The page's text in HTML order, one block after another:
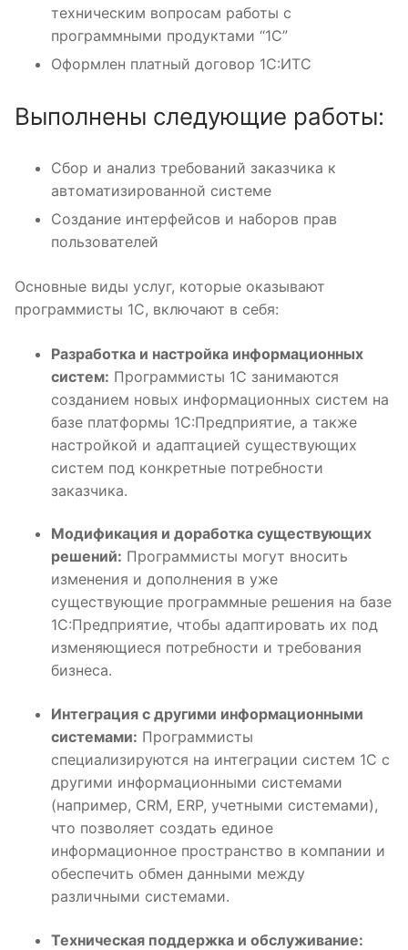
техническим вопросам работы с
программными продуктами “1С”
Оформлен платный договор 1С:ИТС
Выполнены следующие работы:
Сбор и анализ требований заказчика к
автоматизированной системе
Создание интерфейсов и наборов прав
пользователей
Основные виды услуг, которые оказывают
программисты 1С, включают в себя:
Разработка и настройка информационных
систем: Программисты 1С занимаются
созданием новых информационных систем на
базе платформы 1С:Предприятие, а также
настройкой и адаптацией существующих
систем под конкретные потребности
заказчика.
Модификация и доработка существующих
решений: Программисты могут вносить
изменения и дополнения в уже
существующие программные решения на базе
1С:Предприятие, чтобы адаптировать их под
изменяющиеся потребности и требования
бизнеса.
Интеграция с другими информационными
системами: Программисты
специализируются на интеграции систем 1С с
другими информационными системами
(например, CRM, ERP, учетными системами),
что позволяет создать единое
информационное пространство в компании и
обеспечить обмен данными между
различными системами.
Техническая поддержка и обслуживание: